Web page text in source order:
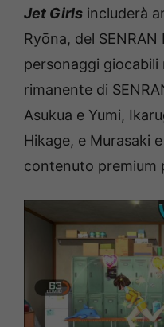
Jet Girls includerà
Ryōna, del
personaggi giocabili
rimanente di
Asukua e Yumi,
Hikage, e Murasaki
contenuto premium